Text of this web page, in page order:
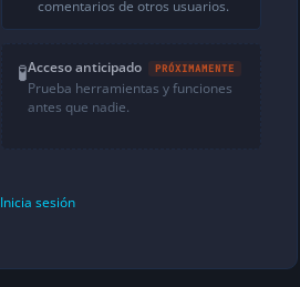
comentarios de otros usuarios.
🧪Acceso anticipado PRÓXIMAMENTE
Prueba herramientas y funciones
antes que nadie.
Inicia sesión